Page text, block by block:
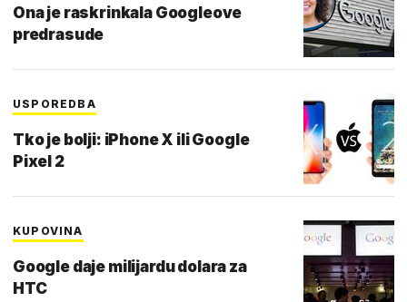
Ona je raskrinkala Googleove
predrasude
USPOREDBA
Tko je bolji: iPhone X ili Google
Pixel 2
KUPOVINA
Google daje milijardu dolara za
HTC